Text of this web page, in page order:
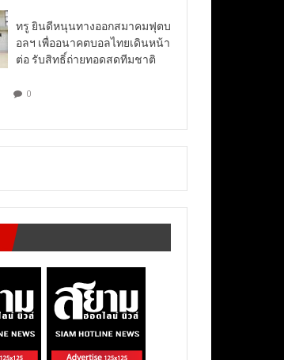
ทรู ยินดีหนุนทางออกสมาคมฟุตบ
อลฯ เพื่ออนาคตบอลไทยเดินหน้า
ต่อ รับสิทธิ์ถ่ายทอดสดทีมชาติ
0